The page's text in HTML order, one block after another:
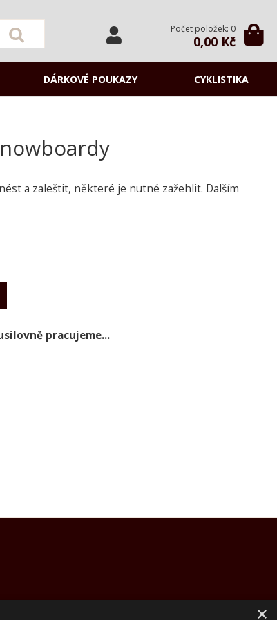
Počet položek: 0
0,00 Kč
DÁRKOVÉ POUKAZY CYKLISTIKA
a zaleštit, některé je nutné zažehlit. Dalším
pracujeme...
×